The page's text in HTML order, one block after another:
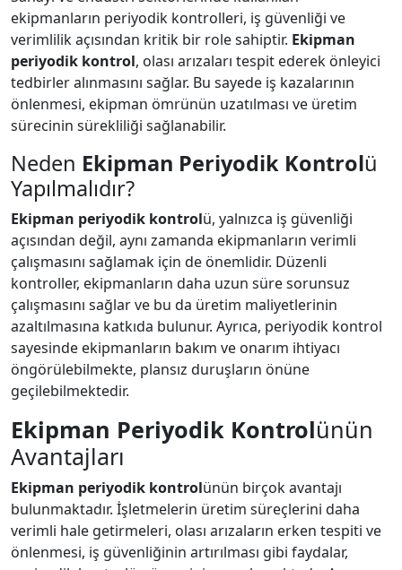
ekipmanların periyodik kontrolleri, iş güvenliği ve
verimlilik açısından kritik bir role sahiptir. Ekipman
periyodik kontrol, olası arızaları tespit ederek önleyici
tedbirler alınmasını sağlar. Bu sayede iş kazalarının
önlenmesi, ekipman ömrünün uzatılması ve üretim
sürecinin sürekliliği sağlanabilir.
Neden Ekipman Periyodik Kontrolü
Yapılmalıdır?
Ekipman periyodik kontrolü, yalnızca iş güvenliği
açısından değil, aynı zamanda ekipmanların verimli
çalışmasını sağlamak için de önemlidir. Düzenli
kontroller, ekipmanların daha uzun süre sorunsuz
çalışmasını sağlar ve bu da üretim maliyetlerinin
azaltılmasına katkıda bulunur. Ayrıca, periyodik kontrol
sayesinde ekipmanların bakım ve onarım ihtiyacı
öngörülebilmekte, plansız duruşların önüne
geçilebilmektedir.
Ekipman Periyodik Kontrolünün
Avantajları
Ekipman periyodik kontrolünün birçok avantajı
bulunmaktadır. İşletmelerin üretim süreçlerini daha
verimli hale getirmeleri, olası arızaların erken tespiti ve
önlenmesi, iş güvenliğinin artırılması gibi faydalar,